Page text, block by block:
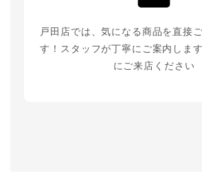
戸田店では、気になる商品を直接
す！スタッフが丁寧にご案内しま
にご来店ください